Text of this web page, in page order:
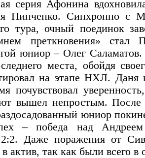
серия Афонина
Пипченко. Синхронно с
тура, очный поединок
преткновения» стал
юниор – Олег Саламатов.
места, обойдя
на этапе НХЛ. Даня
почувствовал
вышел непростым. После
юниор
– победа над
Даже поражения от
актив, так как были всего в